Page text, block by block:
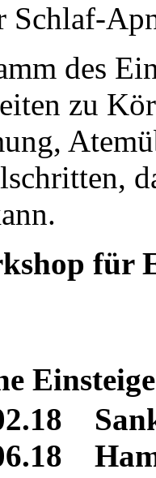
des
zu
für